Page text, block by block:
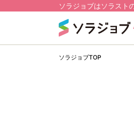
ソラジョブはソラスト
ソラジョブTOP